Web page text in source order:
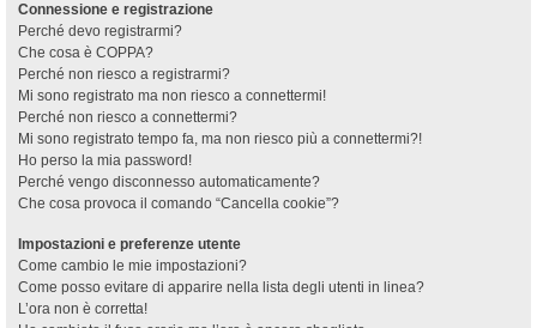
Connessione e registrazione
Perché devo registrarmi?
Che cosa è COPPA?
Perché non riesco a registrarmi?
Mi sono registrato ma non riesco a connettermi!
Perché non riesco a connettermi?
Mi sono registrato tempo fa, ma non riesco più a connettermi?!
Ho perso la mia password!
Perché vengo disconnesso automaticamente?
Che cosa provoca il comando “Cancella cookie”?
Impostazioni e preferenze utente
Come cambio le mie impostazioni?
Come posso evitare di apparire nella lista degli utenti in linea?
L’ora non è corretta!